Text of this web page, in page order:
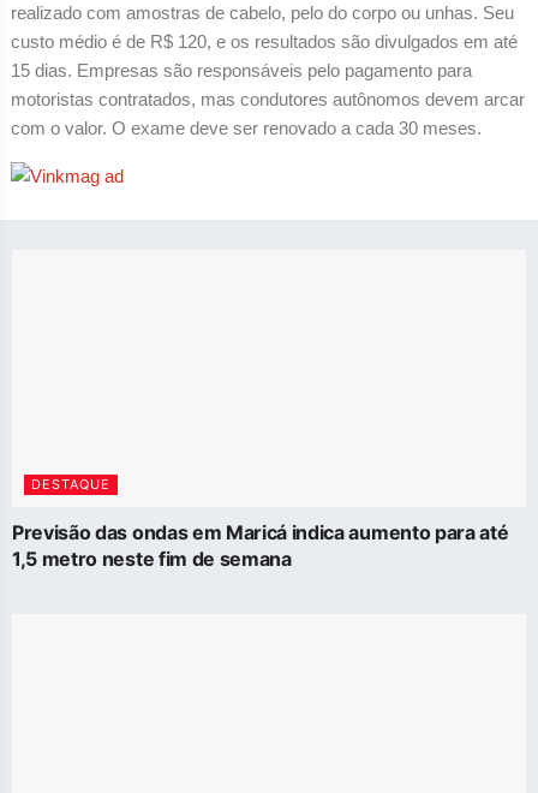
realizado com amostras de cabelo, pelo do corpo ou unhas. Seu
custo médio é de R$ 120, e os resultados são divulgados em até
15 dias. Empresas são responsáveis pelo pagamento para
motoristas contratados, mas condutores autônomos devem arcar
com o valor. O exame deve ser renovado a cada 30 meses.
DESTAQUE
Previsão das ondas em Maricá indica aumento para até
1,5 metro neste fim de semana